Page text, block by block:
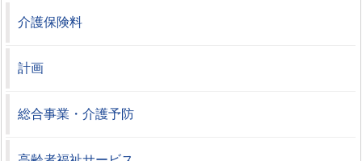
介護保険料
計画
総合事業・介護予防